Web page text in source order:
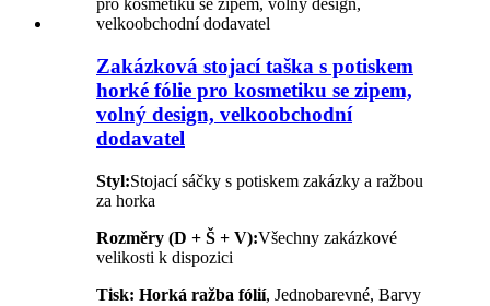
Zakázková stojací taška s potiskem
horké fólie pro kosmetiku se zipem,
volný design, velkoobchodní
dodavatel
Styl:Stojací sáčky s potiskem zakázky a ražbou
za horka
Rozměry (D + Š + V):Všechny zakázkové
velikosti k dispozici
Tisk: Horká ražba fólií, Jednobarevné, Barvy